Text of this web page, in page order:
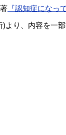
『認知症になっ
)より、内容を一